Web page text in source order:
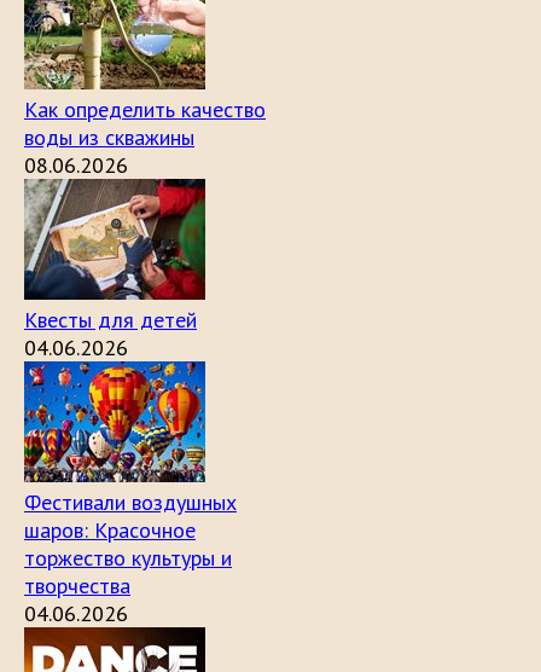
Как определить качество
воды из скважины
08.06.2026
Квесты для детей
04.06.2026
Фестивали воздушных
шаров: Красочное
торжество культуры и
творчества
04.06.2026